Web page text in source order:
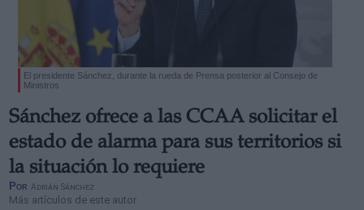
El presidente Sánchez, durante la rueda de Prensa posterior al Consejo de
Ministros
Sánchez ofrece a las CCAA solicitar el
estado de alarma para sus territorios si
la situación lo requiere
Por Adrián Sánchez
Más artículos de este autor